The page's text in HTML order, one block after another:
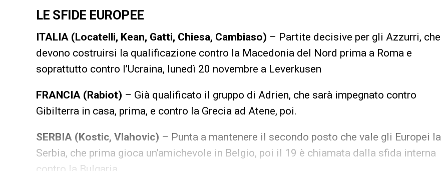
LE SFIDE EUROPEE
ITALIA (Locatelli, Kean, Gatti, Chiesa, Cambiaso) – Partite decisive per gli Azzurri, che
devono costruirsi la qualificazione contro la Macedonia del Nord prima a Roma e
soprattutto contro l’Ucraina, lunedì 20 novembre a Leverkusen
FRANCIA (Rabiot) – Già qualificato il gruppo di Adrien, che sarà impegnato contro
Gibilterra in casa, prima, e contro la Grecia ad Atene, poi.
SERBIA (Kostic, Vlahovic) – Punta a mantenere il secondo posto che vale gli Europei la
Serbia, che prima gioca un’amichevole in Belgio, poi il 19 è chiamata dalla sfida interna